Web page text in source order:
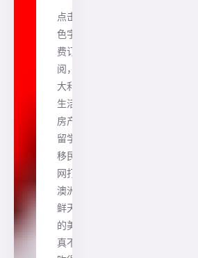
点击蓝
色字免
费订
阅，澳
大利亚
生活、
房产、
留学、
移民一
网打尽
澳洲“海
鲜天堂”
的美名
真不是